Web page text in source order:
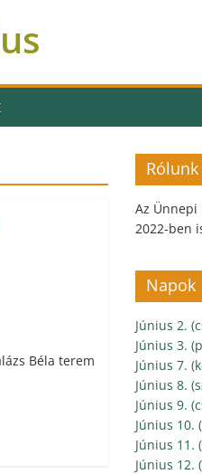
Béla terem
Rólunk
Az Ünnepi
2022-ben
Napok
Június 2.
Június 3.
Június 7.
Június 8.
Június 9.
Június 10.
Június 11.
Június 12.